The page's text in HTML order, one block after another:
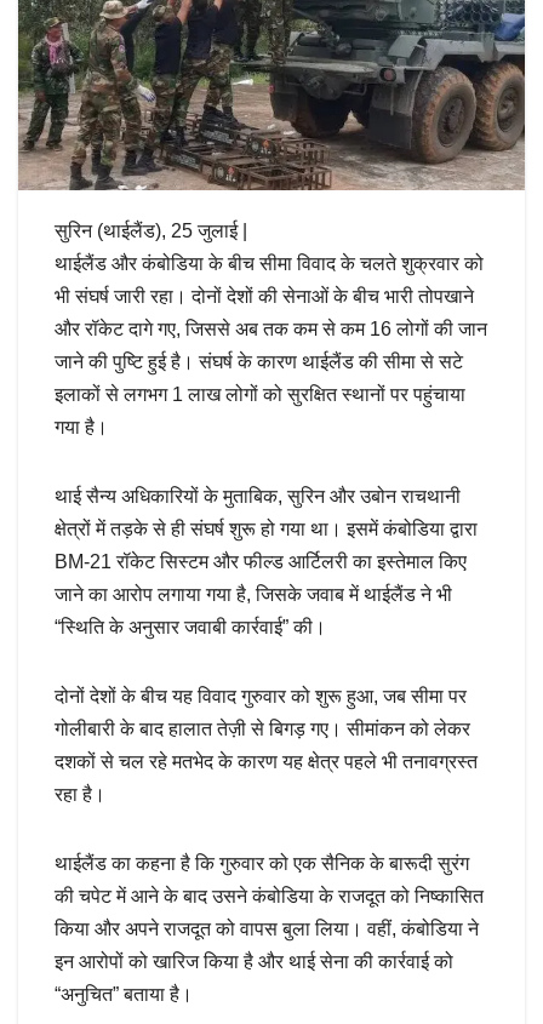
सुरिन (थाईलैंड), 25 जुलाई |
थाईलैंड और कंबोडिया के बीच सीमा विवाद के चलते शुक्रवार को
भी संघर्ष जारी रहा। दोनों देशों की सेनाओं के बीच भारी तोपखाने
और रॉकेट दागे गए, जिससे अब तक कम से कम 16 लोगों की जान
जाने की पुष्टि हुई है। संघर्ष के कारण थाईलैंड की सीमा से सटे
इलाकों से लगभग 1 लाख लोगों को सुरक्षित स्थानों पर पहुंचाया
गया है।
थाई सैन्य अधिकारियों के मुताबिक, सुरिन और उबोन राचथानी
क्षेत्रों में तड़के से ही संघर्ष शुरू हो गया था। इसमें कंबोडिया द्वारा
BM-21 रॉकेट सिस्टम और फील्ड आर्टिलरी का इस्तेमाल किए
जाने का आरोप लगाया गया है, जिसके जवाब में थाईलैंड ने भी
“स्थिति के अनुसार जवाबी कार्रवाई” की।
दोनों देशों के बीच यह विवाद गुरुवार को शुरू हुआ, जब सीमा पर
गोलीबारी के बाद हालात तेज़ी से बिगड़ गए। सीमांकन को लेकर
दशकों से चल रहे मतभेद के कारण यह क्षेत्र पहले भी तनावग्रस्त
रहा है।
थाईलैंड का कहना है कि गुरुवार को एक सैनिक के बारूदी सुरंग
की चपेट में आने के बाद उसने कंबोडिया के राजदूत को निष्कासित
किया और अपने राजदूत को वापस बुला लिया। वहीं, कंबोडिया ने
इन आरोपों को खारिज किया है और थाई सेना की कार्रवाई को
“अनुचित” बताया है।